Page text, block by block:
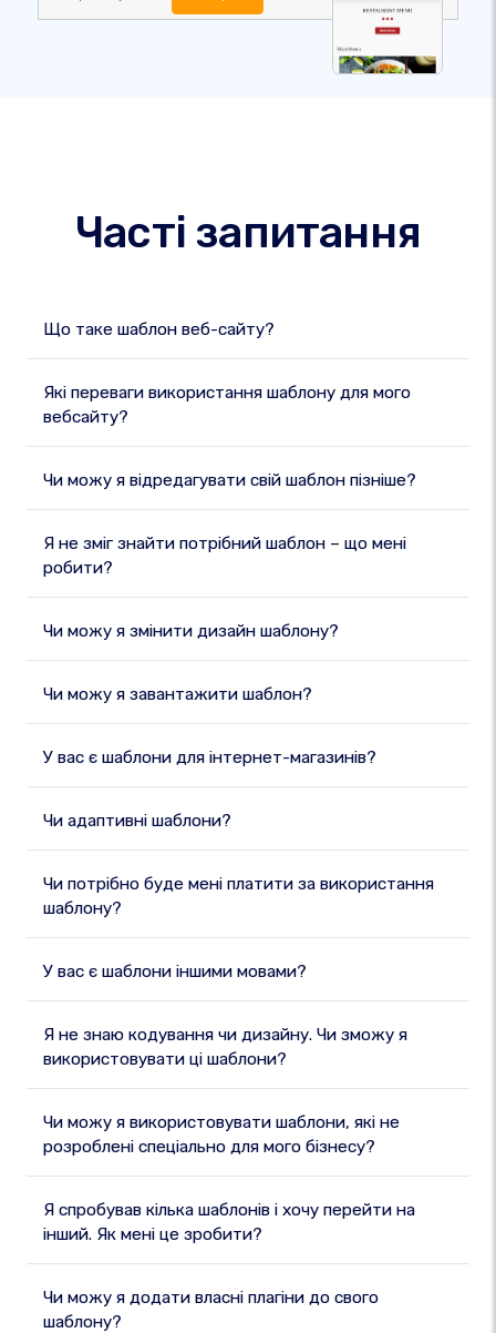
Часті запитання
Що таке шаблон веб-сайту?
Які переваги використання шаблону для мого
вебсайту?
Чи можу я відредагувати свій шаблон пізніше?
Я не зміг знайти потрібний шаблон – що мені
робити?
Чи можу я змінити дизайн шаблону?
Чи можу я завантажити шаблон?
У вас є шаблони для інтернет-магазинів?
Чи адаптивні шаблони?
Чи потрібно буде мені платити за використання
шаблону?
У вас є шаблони іншими мовами?
Я не знаю кодування чи дизайну. Чи зможу я
використовувати ці шаблони?
Чи можу я використовувати шаблони, які не
розроблені спеціально для мого бізнесу?
Я спробував кілька шаблонів і хочу перейти на
інший. Як мені це зробити?
Чи можу я додати власні плагіни до свого
шаблону?